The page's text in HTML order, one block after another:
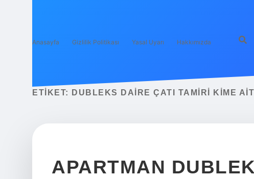
Anasayfa Gizlilik Politikası Yasal Uyarı Hakkımızda
ETIKET: DUBLEKS DAIRE ÇATI TAMIRI KIME
APARTMAN